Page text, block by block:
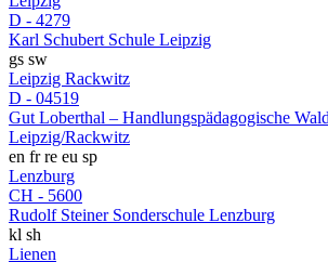
D - 4279
Karl Schubert Schule Leipzig
gs sw
Leipzig Rackwitz
D - 04519
Gut Loberthal – Handlungspädagogische
Leipzig/Rackwitz
en fr re eu sp
Lenzburg
CH - 5600
Rudolf Steiner Sonderschule Lenzburg
kl sh
Lienen